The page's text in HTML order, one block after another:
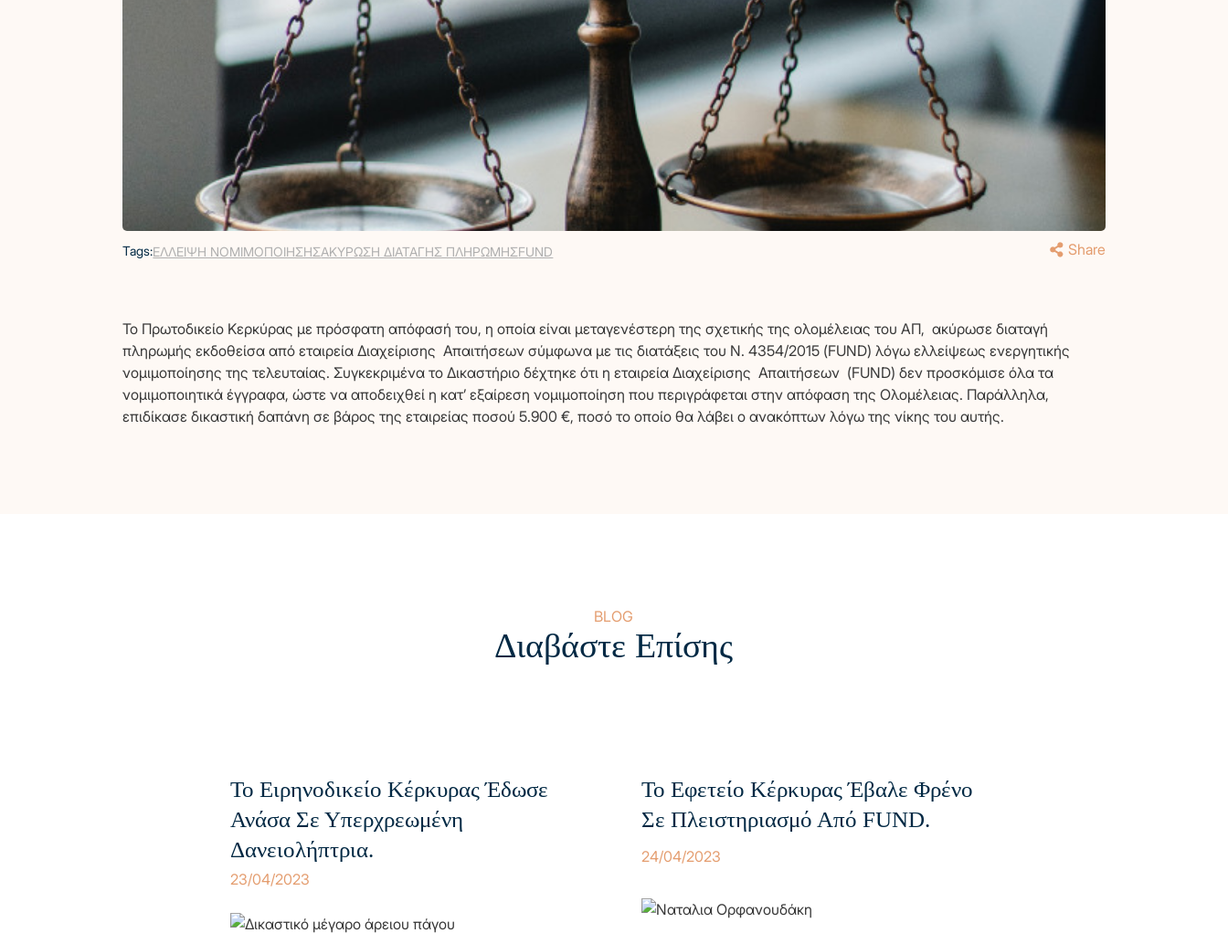
ΝΑΤΑΛΊΑ Π. ΟΡΦΑΝΟΥΔΆΚΗ
ΣΧΕΤΙΚΆ ΜΕ ΕΜΆΣ
ΟΙ ΠΕΛΆΤΕΣ ΜΑΣ
ΤΑ ΆΡΘΡΑ ΜΑΣ
GR
Tags:ΕΛΛΕΙΨΗ ΝΟΜΙΜΟΠΟΙΗΣΗΣΑΚΥΡΩΣΗ ΔΙΑΤΑΓΗΣ ΠΛΗΡΩΜΗΣFUND Share
Το Πρωτοδικείο Κερκύρας με πρόσφατη απόφασή του, η οποία είναι μεταγενέστερη της σχετικής της ολομέλειας του ΑΠ, ακύρωσε διαταγή
πληρωμής εκδοθείσα από εταιρεία Διαχείρισης Απαιτήσεων σύμφωνα με τις διατάξεις του Ν. 4354/2015 (FUND) λόγω ελλείψεως ενεργητικής
νομιμοποίησης της τελευταίας. Συγκεκριμένα το Δικαστήριο δέχτηκε ότι η εταιρεία Διαχείρισης Απαιτήσεων (FUND) δεν προσκόμισε όλα τα
νομιμοποιητικά έγγραφα, ώστε να αποδειχθεί η κατ’ εξαίρεση νομιμοποίηση που περιγράφεται στην απόφαση της Ολομέλειας. Παράλληλα,
επιδίκασε δικαστική δαπάνη σε βάρος της εταιρείας ποσού 5.900 €, ποσό το οποίο θα λάβει ο ανακόπτων λόγω της νίκης του αυτής.
BLOG
Διαβάστε Επίσης
Το Ειρηνοδικείο Κέρκυρας Έδωσε
Ανάσα Σε Υπερχρεωμένη
Δανειολήπτρια.
23/04/2023
Το Εφετείο Κέρκυρας Έβαλε Φρένο
Σε Πλειστηριασμό Από FUND.
24/04/2023